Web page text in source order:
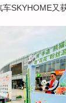
SKYHOME又